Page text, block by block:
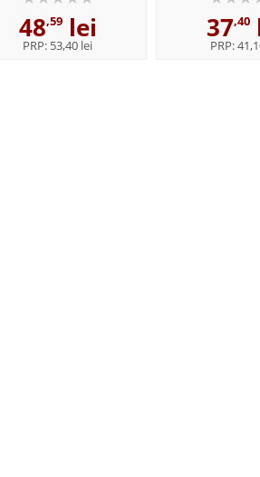
48,59lei
PRP: 53,40 lei
37,40
PRP: